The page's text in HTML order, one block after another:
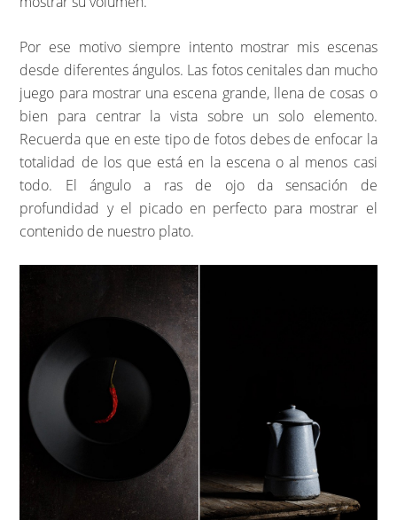
Por ese motivo siempre intento mostrar mis escenas
desde diferentes ángulos. Las fotos cenitales dan mucho
juego para mostrar una escena grande, llena de cosas o
bien para centrar la vista sobre un solo elemento.
Recuerda que en este tipo de fotos debes de enfocar la
totalidad de los que está en la escena o al menos casi
todo. El ángulo a ras de ojo da sensación de
profundidad y el picado en perfecto para mostrar el
contenido de nuestro plato.